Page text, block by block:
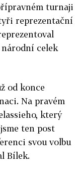
turnaji
reprezentační
národní celek
od konce
Na pravém
který
ten post
svou volbu
Bílek.